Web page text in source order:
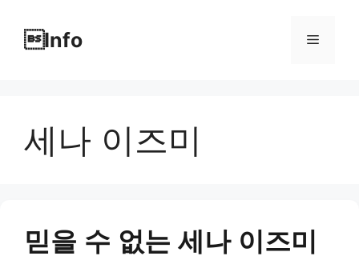
contentInfo Menu
세나 이즈미
믿을 수 없는 세나 이즈미